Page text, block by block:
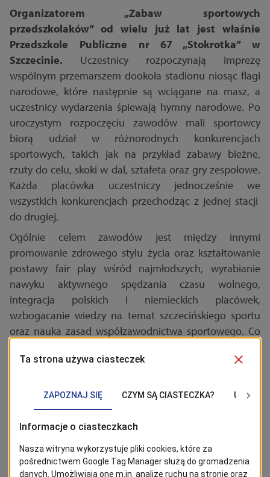
Organizatorem „Zabaw sportowych
przedszkolaków” od wielu już lat jest właśnie
Przedszkole Publiczne nr 67 „Stokrotka” w
Szczecinie. Uczestnicy rozpoczynają imprezę
wspólnym przemarszem dookoła stadionu niosąc flagi
narodowe, które następnie są wciągane na masz, a
uczestnicy wydarzenia śpiewają hymny narodowe. Po
uroczystym rozpoczęciu zawodów mali sportowcy
biorą udział w różnorodnych konkurencjach
sportowych, takich jak na przykład zabawy bieżne,
rzuty do celu, skoki w dal, sztafeta oraz gry zespołowe.
Każda placówka uczestniczy jednocześnie we
wszystkich konkurencjach przechodząc z jednej stacji
do drugiej.
Ogólnie celem zawodów jest między innymi
promowanie zdrowego stylu życia oraz kształtowanie
postawy fair play wśród najmłodszych, wyrabianie
nawyku aktywnego spędzania czasu wolnego,
integracja polskich i niemieckich placówek,
wzbogacanie wiedzy na temat szczecińskiego sportu
oraz nauka zasad współzawodnictwa sportowego. Co
tradycyjnie już nie będzie wygranych ani przegranych.
puchary, dyplomy dla przedszkoli oraz drobne
upominki.
Sportowe zmagania przedszkolaków
Wtorek, 16 czerwca br., w godz. 10.30-13.00